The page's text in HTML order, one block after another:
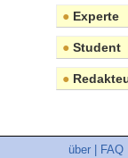
● Experte
● Student
●
über FAQ